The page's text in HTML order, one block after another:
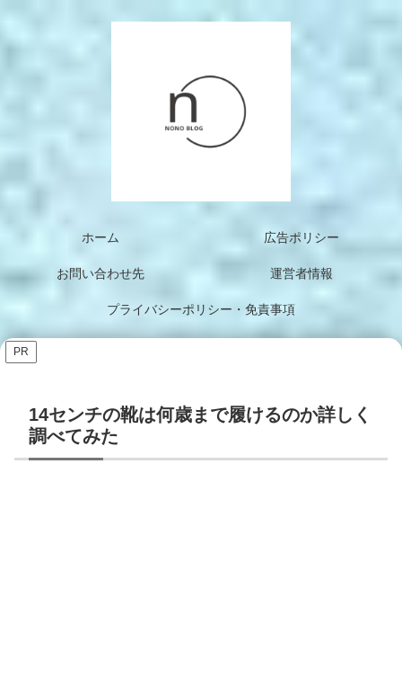
ホーム 広告ポリシー
お問い合わせ先 運営者情報
プライバシーポリシー・免責事項
PR
14センチの靴は何歳まで履けるのか詳しく
調べてみた